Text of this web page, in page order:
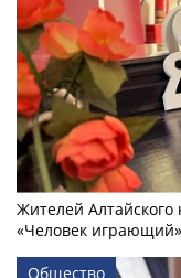
Жителей
«Человек играющий»
Общество